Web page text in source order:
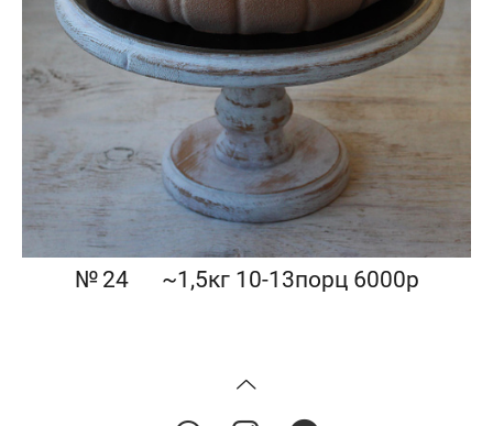
№ 24⠀⠀~1,5кг 10-13порц 6000р